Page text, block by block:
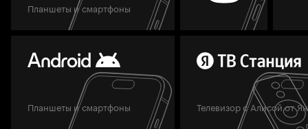
Планшеты и смартфоны
Планшеты и смартфоны Телевизор с Алисой от